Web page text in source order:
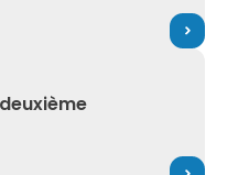
trimestre de l'année